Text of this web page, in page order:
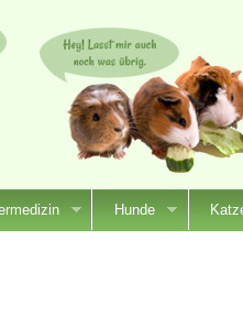
Hunde